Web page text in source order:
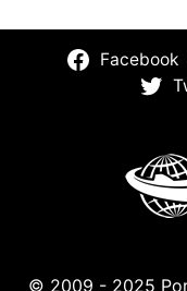
Facebook
© 2009 - 2025